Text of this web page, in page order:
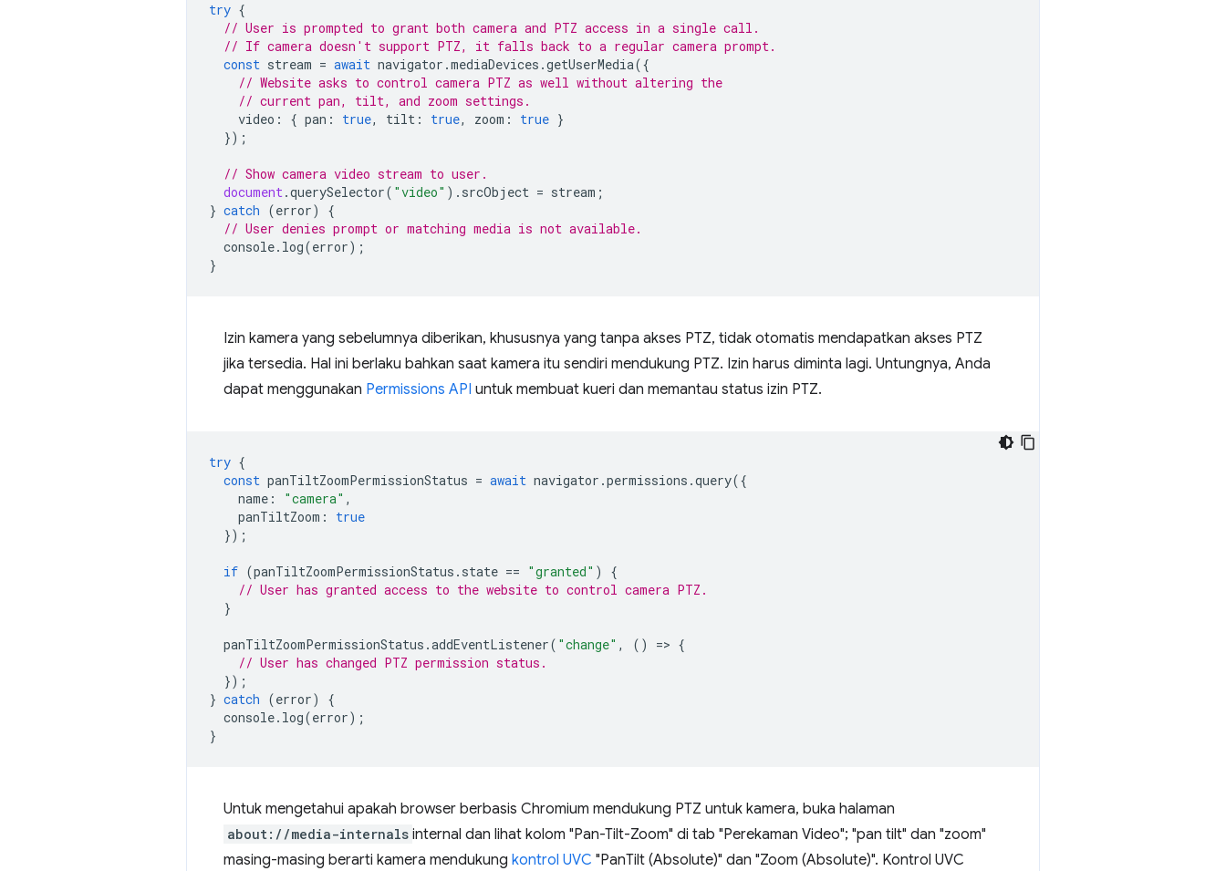
try {
// User is prompted to grant both camera and PTZ access in a single call.
// If camera doesn't support PTZ, it falls back to a regular camera prompt.
const stream = await navigator .mediaDevices .getUserMedia({
// Website asks to control camera PTZ as well without altering the
// current pan, tilt, and zoom settings.
video : { pan : true, tilt : true, zoom : true }
});
// Show camera video stream to user.
document.querySelector( "video" ). srcObject = stream ;
} catch (error)
{
// User denies prompt or matching media is not available.
console. log(error);
}
Izin kamera yang sebelumnya diberikan, khususnya yang tanpa akses PTZ, tidak otomatis mendapatkan akses PTZ
jika tersedia. Hal ini berlaku bahkan saat kamera itu sendiri mendukung PTZ. Izin harus diminta lagi. Untungnya, Anda
dapat menggunakan Permissions API untuk membuat kueri dan memantau status izin PTZ.
try {
const panTiltZoomPermissionStatus = await navigator .permissions .query({
name : "camera" ,
panTiltZoom :
true
});
if (panTiltZoomPermissionStatus . state == "granted" )
{
// User has granted access to the website to control camera PTZ.
}
panTiltZoomPermissionStatus .addEventListener( "change" , () => {
// User has changed PTZ permission status.
});
} catch (error)
{
console. log(error);
}
Untuk mengetahui apakah browser berbasis Chromium mendukung PTZ untuk kamera, buka halaman
about://media-internals internal dan lihat kolom "Pan-Tilt-Zoom" di tab "Perekaman Video"; "pan tilt" dan "zoom"
masing-masing berarti kamera mendukung kontrol UVC "PanTilt (Absolute)" dan "Zoom (Absolute)". Kontrol UVC